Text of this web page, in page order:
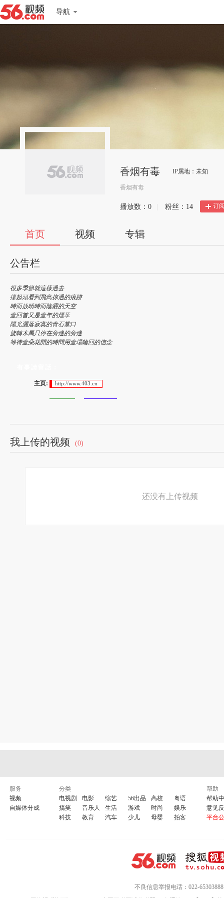
导航
香烟有毒 IP属地：未知
香烟有毒
播放数： 0 粉丝： 14 订
首页 视频 专辑
公告栏
很多季節就這樣過去
擡起頭看到飛鳥掠過的痕跡
時而放晴時而陰霾的天空
壹回首又是壹年的煙華
陽光灑落寂寞的青石堂口
旋轉木馬只停在旁邊的旁邊
等待壹朵花開的時間用壹場輪回的信念
主页: http://www.403.cn
生如
死如
我上传的视频 (0)
还没有上传视频
服务
视频
自媒体分成
分类
电视剧
电影 综艺 56出品 高校
粤语
搞笑
音乐人 生活 游戏 时尚
娱乐
科技
教育 汽车 少儿 母婴 拍客
帮助
帮助
意见
平台
不良信息举报电话：022-65303888